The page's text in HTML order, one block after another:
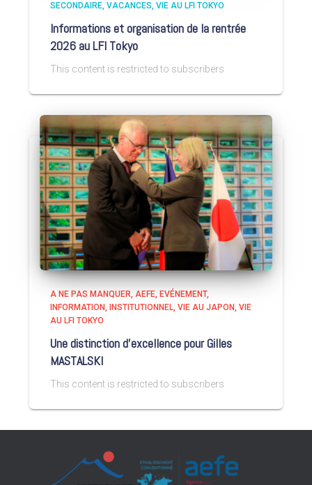
SECONDAIRE VACANCES VIE AU LFI TOKYO
Informations et organisation de la rentrée
2026 au LFI Tokyo
This content is restricted to subscribers
A NE PAS MANQUER AEFE EVÉNEMENT
INFORMATION
INSTITUTIONNEL VIE AU JAPON VIE
AU LFI TOKYO
Une distinction d’excellence pour Gilles
MASTALSKI
This content is restricted to subscribers